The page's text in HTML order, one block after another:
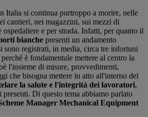
Italia si continua purtroppo a morire, nelle
cantieri, nei magazzini, sui mezzi di
ospedaliere e per strada. Infatti, per quanto il
bianche presenti un andamento
sono registrati, in media, circa tre infortuni
è fondamentale mettere al centro la
l'insieme di misure, provvedimenti,
che bisogna mettere in atto all'interno dei
la salute e l'integrità dei lavoratori,
Di questo tema abbiamo parlato
Manager Mechanical Equipment